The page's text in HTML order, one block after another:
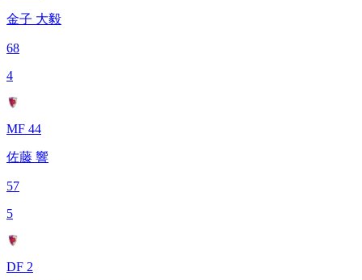
金子 大毅
68
4
MF 44
佐藤 響
57
5
DF 2